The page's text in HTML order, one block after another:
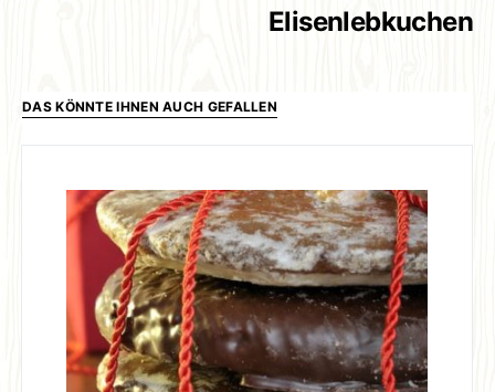
Elisenlebkuchen
DAS KÖNNTE IHNEN AUCH GEFALLEN